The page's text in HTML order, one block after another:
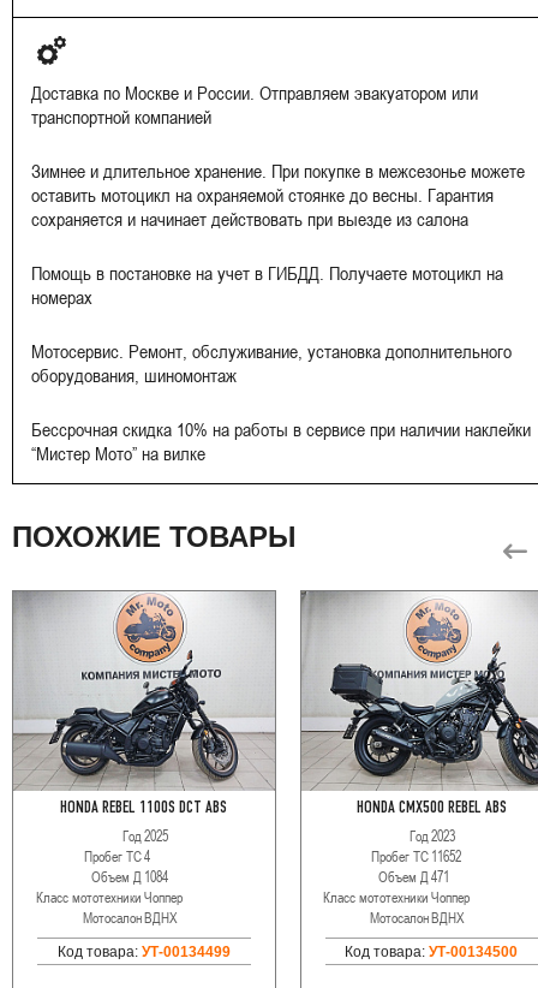
Доставка по Москве и России. Отправляем эвакуатором или
транспортной компанией
Зимнее и длительное хранение. При покупке в межсезонье можете
оставить мотоцикл на охраняемой стоянке до весны. Гарантия
сохраняется и начинает действовать при выезде из салона
Помощь в постановке на учет в ГИБДД. Получаете мотоцикл на
номерах
Мотосервис. Ремонт, обслуживание, установка дополнительного
оборудования, шиномонтаж
Бессрочная скидка 10% на работы в сервисе при наличии наклейки
“Мистер Мото” на вилке
ПОХОЖИЕ ТОВАРЫ
HONDA REBEL 1100S DCT ABS
Год2025
Пробег ТС4
Объем Д 1084
Класс мототехникиЧоппер
МотосалонВДНХ
Код товара: УТ-00134499
HONDA CMX500 REBEL ABS
Год2023
Пробег ТС11652
Объем Д471
Класс мототехники Чоппер
МотосалонВДНХ
Код товара:УТ-00134500